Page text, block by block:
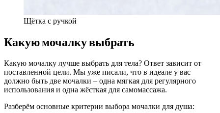
Щётка с ручкой
Какую мочалку выбрать
Какую мочалку лучше выбрать для тела? Ответ зависит от
поставленной цели. Мы уже писали, что в идеале у вас
должно быть две мочалки – одна мягкая для регулярного
использования и одна жёсткая для самомассажа.
Разберём основные критерии выбора мочалки для душа: